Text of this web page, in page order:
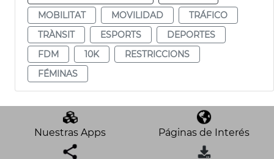
MOBILITAT
MOVILIDAD
TRÁFICO
TRÀNSIT
ESPORTS
DEPORTES
FDM
10K
RESTRICCIONS
FÉMINAS
Nuestras Apps Páginas de Interés